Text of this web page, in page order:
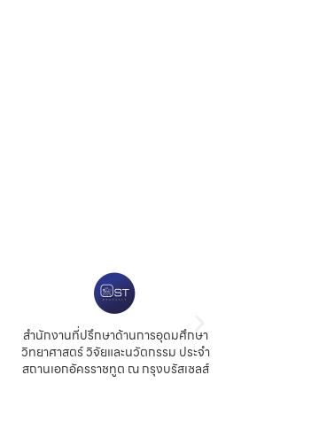
สำนักงานที่ปรึกษาด้านการอุดมศึกษา
วิทยาศาสตร์ วิจัยและนวัตกรรม ประจำ
สถานเอกอัครราชทูต ณ กรุงบรัสเซลส์